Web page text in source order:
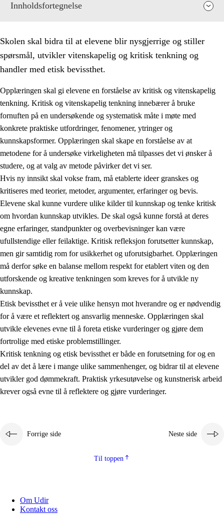
Innholdsfortegnelse
1. Opplæringens verdigrunnlag
1.1 Menneskeverdet
1.2 Identitet og kulturelt mangfold
1.3 Kritisk tenkning og etisk bevissthet
1.4 Skaperglede, engasjement og utforskertrang
1.5 Respekt for naturen og miljøbevissthet
1.6 Demokrati og medvirkning
Skolen skal bidra til at elevene blir nysgjerrige og stiller
spørsmål, utvikler vitenskapelig og kritisk tenkning og
handler med etisk bevissthet.
Opplæringen skal gi elevene en forståelse av kritisk og vitenskapelig
tenkning. Kritisk og vitenskapelig tenkning innebærer å bruke
fornuften på en undersøkende og systematisk måte i møte med
konkrete praktiske utfordringer, fenomener, ytringer og
kunnskapsformer. Opplæringen skal skape en forståelse av at
metodene for å undersøke virkeligheten må tilpasses det vi ønsker å
studere, og at valg av metode påvirker det vi ser.
Hvis ny innsikt skal vokse fram, må etablerte ideer granskes og
kritiseres med teorier, metoder, argumenter, erfaringer og bevis.
Elevene skal kunne vurdere ulike kilder til kunnskap og tenke kritisk
om hvordan kunnskap utvikles. De skal også kunne forstå at deres
egne erfaringer, standpunkter og overbevisninger kan være
ufullstendige eller feilaktige. Kritisk refleksjon forutsetter kunnskap,
men gir samtidig rom for usikkerhet og uforutsigbarhet. Opplæringen
må derfor søke en balanse mellom respekt for etablert viten og den
utforskende og kreative tenkningen som kreves for å utvikle ny
kunnskap.
Etisk bevissthet er å veie ulike hensyn mot hverandre og er nødvendig
for å være et reflektert og ansvarlig menneske. Opplæringen skal
utvikle elevenes evne til å foreta etiske vurderinger og gjøre dem
fortrolige med etiske problemstillinger.
Kritisk tenkning og etisk bevissthet er både en forutsetning for og en
del av det å lære i mange ulike sammenhenger, og bidrar til at elevene
utvikler god dømmekraft. Praktisk yrkesutøvelse og kunstnerisk arbeid
krever også evne til å reflektere og gjøre vurderinger.
Forrige side Neste side
Til toppen
Om Udir
Kontakt oss